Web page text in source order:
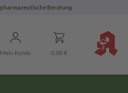
pharmazeutische Beratung
Mein Konto 0,00 €